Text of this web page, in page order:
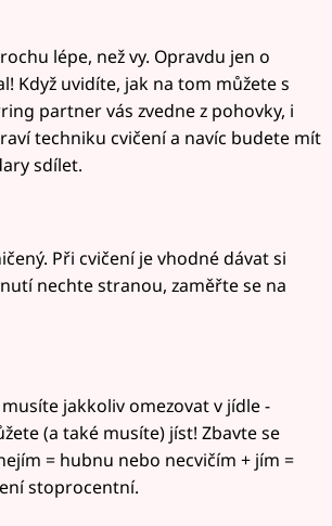
lépe, než vy. Opravdu jen o
Když uvidíte, jak na tom můžete s
partner vás zvedne z pohovky, i
techniku cvičení a navíc budete mít
sdílet.
Při cvičení je vhodné dávat si
nechte stranou, zaměřte se na
jakkoliv omezovat v jídle -
(a také musíte) jíst! Zbavte se
= hubnu nebo necvičím + jím =
stoprocentní.